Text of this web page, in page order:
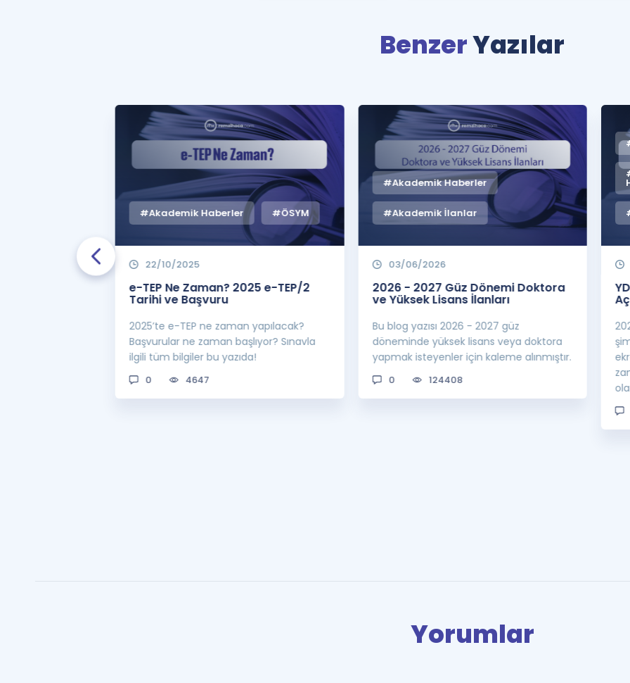
BenzerYazılar
#Akademik Haberler #ÖSYM
22/10/2025
e-TEP Ne Zaman? 2025 e-TEP/2
Tarihi ve Başvuru
2025’te e-TEP ne zaman yapılacak?
Başvurular ne zaman başlıyor? Sınavla
ilgili tüm bilgiler bu yazıda!
0 4647
#Akademik Haberler
#Akademik İlanlar
03/06/2026
2026 - 2027 Güz Dönemi Doktora
ve Yüksek Lisans İlanları
Bu blog yazısı 2026 - 2027 güz
döneminde yüksek lisans veya doktora
yapmak isteyenler için kaleme alınmıştır.
0 124408
Yorumlar